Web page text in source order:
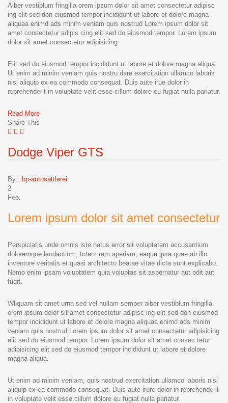
Aiber vestiblum fringilla orem ipsum dolor sit amet consectetur adipisc
ing elit sed don eiusmod tempor incididunt ut labore et dolore magna
aliquaa enimd ads minim veniam quis nostrud Lorem ipsum dolor sit
amet consectetur adipis cing elit sed do eiusmod tempor. Lorem ipsum
dolor sit amet consectetur adipisicing.
Elit sed do eiusmod tempor incididunt ut labore et dolore magna aliqua.
Ut enim ad minim veniam quis nostru dare exercitation ullamco laboris
nisi aliquip ex ea commodo consequat. Duis aute irue dolor in
reprehenderit in voluptate velit esse cillum dolore eu fugiat nulla pariatur.
Read More
Share This
Dodge Viper GTS
By:: bp-autosattlerei
2
Feb.
Lorem ipsum dolor sit amet consectetur
Perspiciatis unde omnis iste natus error sit voluptatem accusantium
doloremque laudantium, totam rem aperiam, eaque ipsa quae ab illo
inventore veritatis et quasi architecto beatae vitae dicta sunt explicabo.
Nemo enim ipsam voluptatem quia voluptas sit aspernatur aut odit aut
fugit.
Wliquam sit amet urna sed vel nullam semper aiber vestiblum fringilla
orem ipsum dolor sit amet consectetur adipisc ing elit sed don eiusmod
tempor incididunt ut labore et dolore magna aliquaa enimd ads minim
veniam quis nostrud Lorem ipsum dolor sit amet consectetur adipisicing
elit sed do eiusmod tempor. Lorem ipsum dolor sit amet consec tetur
adipisicing elit sed do eiusmod tempor incididunt ut labore et dolore
magna aliqua.
Ut enim ad minim veniam, quis nostrud exercitation ullamco laboris nisi
aliquip ex ea commodo consequat. Duis aute irure dolor in reprehenderit
in voluptate velit esse cillum dolore eu fugiat nulla pariatur.